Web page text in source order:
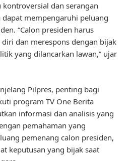
kontroversial dan serangan
mempengaruhi peluang
“Calon presiden harus
dan merespons dengan bijak
yang dilancarkan lawan,” ujar
Pilpres, penting bagi
program TV One Berita
informasi dan analisis yang
pemahaman yang
pemenang calon presiden,
keputusan yang bijak saat